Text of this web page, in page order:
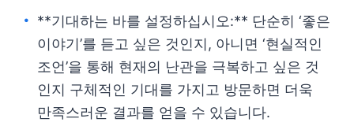
**기대하는 바를 설정하십시오:** 단순히 ‘좋은
이야기’를 듣고 싶은 것인지, 아니면 ‘현실적인
조언’을 통해 현재의 난관을 극복하고 싶은 것
인지 구체적인 기대를 가지고 방문하면 더욱
만족스러운 결과를 얻을 수 있습니다.